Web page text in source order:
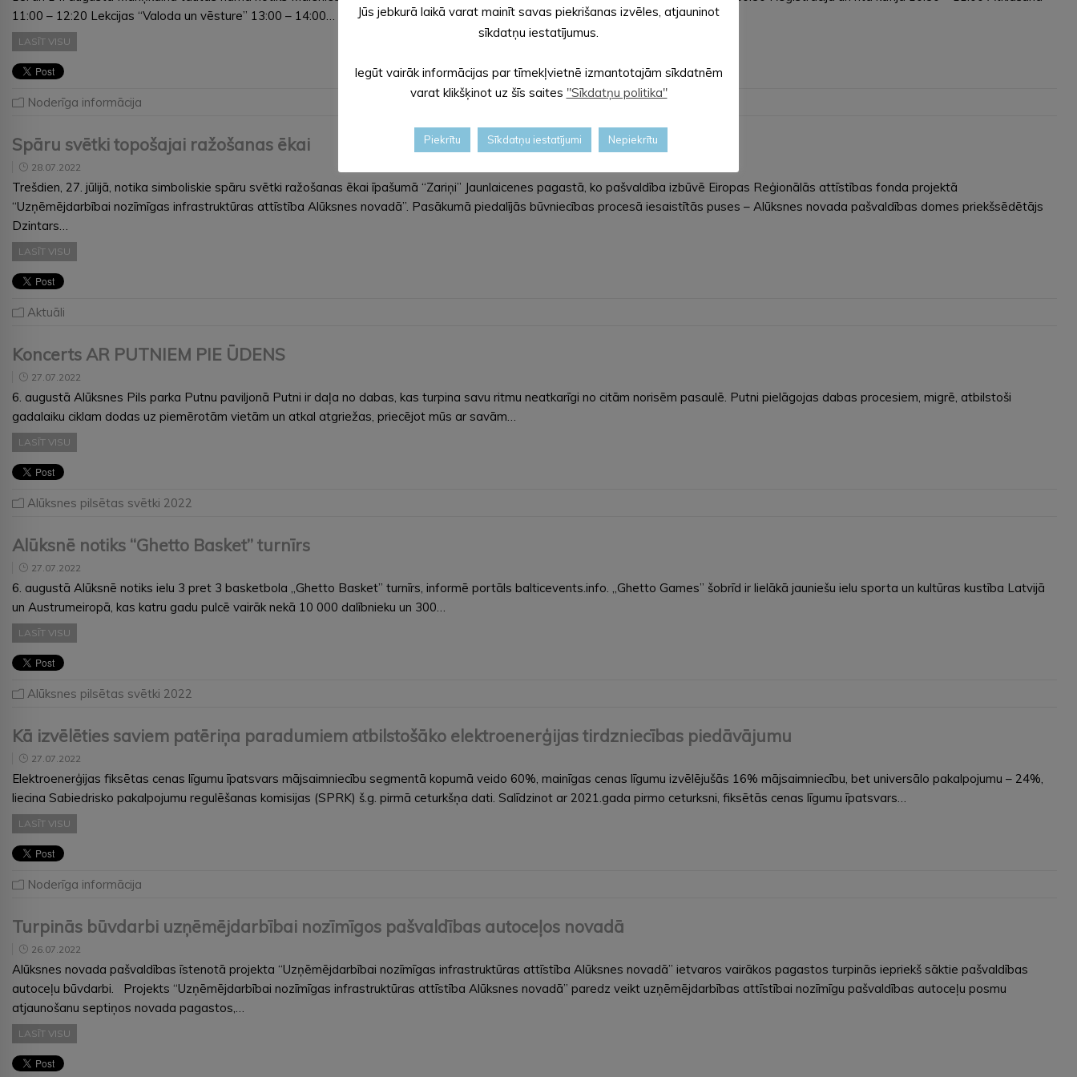
11:00 – 12:20 Lekcijas “Valoda un vēsture” 13:00 – 14:00…
LASĪT VISU
Noderīga informācija
Spāru svētki topošajai ražošanas ēkai
28.07.2022
Trešdien, 27. jūlijā, notika simboliskie spāru svētki ražošanas ēkai īpašumā “Zariņi” Jaunlaicenes pagastā, ko pašvaldība izbūvē Eiropas Reģionālās attīstības fonda projektā
“Uzņēmējdarbībai nozīmīgas infrastruktūras attīstība Alūksnes novadā”. Pasākumā piedalījās būvniecības procesā iesaistītās puses – Alūksnes novada pašvaldības domes priekšsēdētājs
Dzintars…
LASĪT VISU
Aktuāli
Koncerts AR PUTNIEM PIE ŪDENS
27.07.2022
6. augustā Alūksnes Pils parka Putnu paviljonā Putni ir daļa no dabas, kas turpina savu ritmu neatkarīgi no citām norisēm pasaulē. Putni pielāgojas dabas procesiem, migrē, atbilstoši
gadalaiku ciklam dodas uz piemērotām vietām un atkal atgriežas, priecējot mūs ar savām…
LASĪT VISU
Alūksnes pilsētas svētki 2022
Alūksnē notiks “Ghetto Basket” turnīrs
27.07.2022
6. augustā Alūksnē notiks ielu 3 pret 3 basketbola „Ghetto Basket” turnīrs, informē portāls balticevents.info. „Ghetto Games” šobrīd ir lielākā jauniešu ielu sporta un kultūras kustība Latvijā
un Austrumeiropā, kas katru gadu pulcē vairāk nekā 10 000 dalībnieku un 300…
LASĪT VISU
Alūksnes pilsētas svētki 2022
Kā izvēlēties saviem patēriņa paradumiem atbilstošāko elektroenerģijas tirdzniecības piedāvājumu
27.07.2022
Elektroenerģijas fiksētas cenas līgumu īpatsvars mājsaimniecību segmentā kopumā veido 60%, mainīgas cenas līgumu izvēlējušās 16% mājsaimniecību, bet universālo pakalpojumu – 24%,
liecina Sabiedrisko pakalpojumu regulēšanas komisijas (SPRK) š.g. pirmā ceturkšņa dati. Salīdzinot ar 2021.gada pirmo ceturksni, fiksētās cenas līgumu īpatsvars…
LASĪT VISU
Noderīga informācija
Turpinās būvdarbi uzņēmējdarbībai nozīmīgos pašvaldības autoceļos novadā
26.07.2022
Alūksnes novada pašvaldības īstenotā projekta “Uzņēmējdarbībai nozīmīgas infrastruktūras attīstība Alūksnes novadā” ietvaros vairākos pagastos turpinās iepriekš sāktie pašvaldības
autoceļu būvdarbi. Projekts “Uzņēmējdarbībai nozīmīgas infrastruktūras attīstība Alūksnes novadā” paredz veikt uzņēmējdarbības attīstībai nozīmīgu pašvaldības autoceļu posmu
atjaunošanu septiņos novada pagastos,…
LASĪT VISU
Jūs jebkurā laikā varat mainīt savas piekrišanas izvēles, atjauninot
sīkdatņu iestatījumus.
Iegūt vairāk informācijas par tīmekļvietnē izmantotajām sīkdatnēm
varat klikšķinot uz šīs saites "Sīkdatņu politika"
Piekrītu Sīkdatņu iestatījumi Nepiekrītu